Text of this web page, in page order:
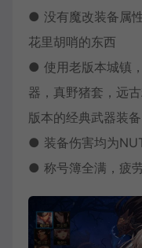
● 没有魔改装备属
花里胡哨的东西
● 使用老版本城镇
器，真野猪套，远
版本的经典武器装备
● 装备伤害均为
● 称号簿全满，疲